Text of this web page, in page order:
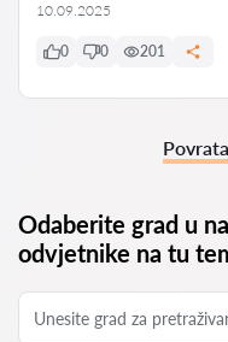
10.09.2025
0 0 201
Odaberite grad u
odvjetnike na tu